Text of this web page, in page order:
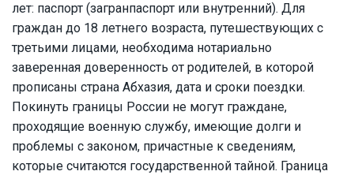
лет: паспорт (загранпаспорт или внутренний). Для
граждан до 18 летнего возраста, путешествующих с
третьими лицами, необходима нотариально
заверенная доверенность от родителей, в которой
прописаны страна Абхазия, дата и сроки поездки.
Покинуть границы России не могут граждане,
проходящие военную службу, имеющие долги и
проблемы с законом, причастные к сведениям,
которые считаются государственной тайной. Граница